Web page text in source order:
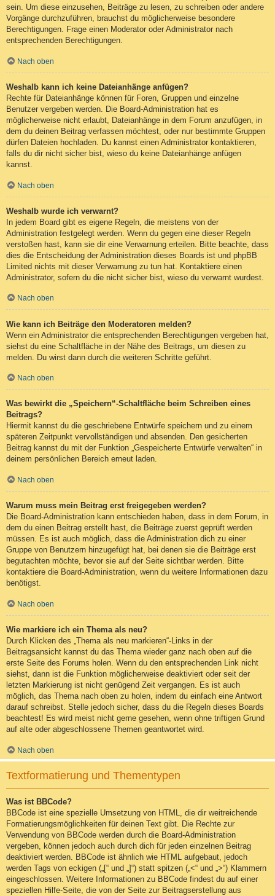
sein. Um diese einzusehen, Beiträge zu lesen, zu schreiben oder andere
Vorgänge durchzuführen, brauchst du möglicherweise besondere
Berechtigungen. Frage einen Moderator oder Administrator nach
entsprechenden Berechtigungen.
Nach oben
Weshalb kann ich keine Dateianhänge anfügen?
Rechte für Dateianhänge können für Foren, Gruppen und einzelne
Benutzer vergeben werden. Die Board-Administration hat es
möglicherweise nicht erlaubt, Dateianhänge in dem Forum anzufügen, in
dem du deinen Beitrag verfassen möchtest, oder nur bestimmte Gruppen
dürfen Dateien hochladen. Du kannst einen Administrator kontaktieren,
falls du dir nicht sicher bist, wieso du keine Dateianhänge anfügen
kannst.
Nach oben
Weshalb wurde ich verwarnt?
In jedem Board gibt es eigene Regeln, die meistens von der
Administration festgelegt werden. Wenn du gegen eine dieser Regeln
verstoßen hast, kann sie dir eine Verwarnung erteilen. Bitte beachte, dass
dies die Entscheidung der Administration dieses Boards ist und phpBB
Limited nichts mit dieser Verwarnung zu tun hat. Kontaktiere einen
Administrator, sofern du die nicht sicher bist, wieso du verwarnt wurdest.
Nach oben
Wie kann ich Beiträge den Moderatoren melden?
Wenn ein Administrator die entsprechenden Berechtigungen vergeben hat,
siehst du eine Schaltfläche in der Nähe des Beitrags, um diesen zu
melden. Du wirst dann durch die weiteren Schritte geführt.
Nach oben
Was bewirkt die „Speichern“-Schaltfläche beim Schreiben eines
Beitrags?
Hiermit kannst du die geschriebene Entwürfe speichern und zu einem
späteren Zeitpunkt vervollständigen und absenden. Den gesicherten
Beitrag kannst du mit der Funktion „Gespeicherte Entwürfe verwalten“ in
deinem persönlichen Bereich erneut laden.
Nach oben
Warum muss mein Beitrag erst freigegeben werden?
Die Board-Administration kann entschieden haben, dass in dem Forum, in
dem du einen Beitrag erstellt hast, die Beiträge zuerst geprüft werden
müssen. Es ist auch möglich, dass die Administration dich zu einer
Gruppe von Benutzern hinzugefügt hat, bei denen sie die Beiträge erst
begutachten möchte, bevor sie auf der Seite sichtbar werden. Bitte
kontaktiere die Board-Administration, wenn du weitere Informationen dazu
benötigst.
Nach oben
Wie markiere ich ein Thema als neu?
Durch Klicken des „Thema als neu markieren“-Links in der
Beitragsansicht kannst du das Thema wieder ganz nach oben auf die
erste Seite des Forums holen. Wenn du den entsprechenden Link nicht
siehst, dann ist die Funktion möglicherweise deaktiviert oder seit der
letzten Markierung ist nicht genügend Zeit vergangen. Es ist auch
möglich, das Thema nach oben zu holen, indem du einfach eine Antwort
darauf schreibst. Stelle jedoch sicher, dass du die Regeln dieses Boards
beachtest! Es wird meist nicht gerne gesehen, wenn ohne triftigen Grund
auf alte oder abgeschlossene Themen geantwortet wird.
Nach oben
Textformatierung und Thementypen
Was ist BBCode?
BBCode ist eine spezielle Umsetzung von HTML, die dir weitreichende
Formatierungsmöglichkeiten für deinen Text gibt. Die Rechte zur
Verwendung von BBCode werden durch die Board-Administration
vergeben, können jedoch auch durch dich für jeden einzelnen Beitrag
deaktiviert werden. BBCode ist ähnlich wie HTML aufgebaut, jedoch
werden Tags von eckigen („[“ und „]“) statt spitzen („<“ und „>“) Klammern
eingeschlossen. Weitere Informationen zu BBCode findest du auf einer
speziellen Hilfe-Seite, die von der Seite zur Beitragserstellung aus